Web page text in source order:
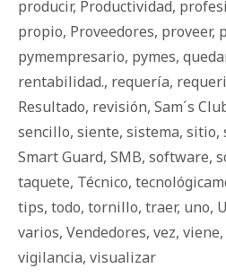
producir, Productividad,
propio, Proveedores, proveer,
pymempresario, pymes,
rentabilidad., requería,
Resultado, revisión, Sam´s
sencillo, siente, sistema, sitio,
Smart Guard, SMB, software,
taquete, Técnico,
tips, todo, tornillo, traer, uno,
varios, Vendedores, vez, viene,
vigilancia, visualizar